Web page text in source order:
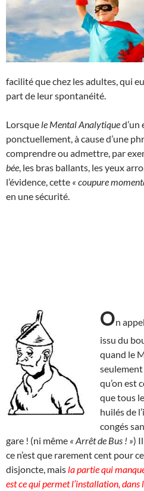
facilité que chez les adultes, qui
part de leur spontanéité.
Lorsque le Mental Analytiqued’un
ponctuellement, à cause d’une
comprendre ou admettre, par
bée , les bras ballants, les yeux
l’évidence, cette « coupure
en une sécurité.
On
issu du
quand le
qu’on est
que tous
huilés de
congés
gare ! (ni même « Arrêt de Bus ! »)
ce n’est que rarement cent pour
disjoncte, mais la partie qui
est ce qui permet l’installation, dans